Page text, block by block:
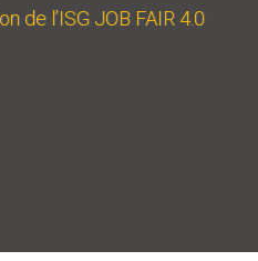
de l’ISG JOB FAIR 4.0